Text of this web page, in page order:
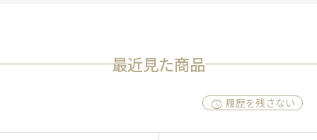
最近見た商品
履歴を残さない